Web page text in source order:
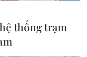
dụng Chỉ thị số
đến tình trạng
thống trạm